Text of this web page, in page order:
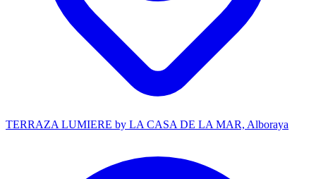
TERRAZA LUMIERE by LA CASA DE LA MAR, Alboraya